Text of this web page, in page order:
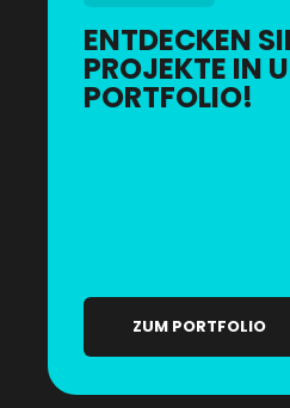
ENTDECKEN
PROJEKTE IN
PORTFOLIO!
ZUM PORTFOLIO